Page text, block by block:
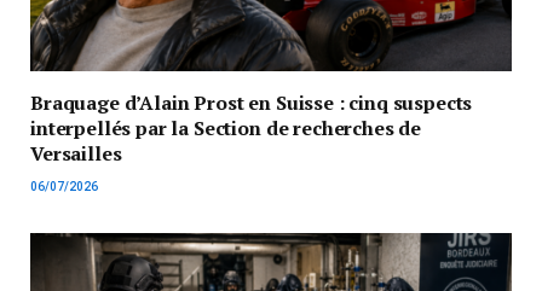
Braquage d’Alain Prost en Suisse : cinq suspects
interpellés par la Section de recherches de
Versailles
06/07/2026